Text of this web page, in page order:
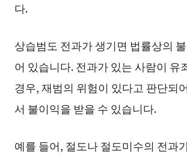
다.
상습범도 전과가 생기면 법률상의
어 있습니다. 전과가 있는 사람이 유
경우, 재범의 위험이 있다고 판단되
서 불이익을 받을 수 있습니다.
예를 들어, 절도나 절도미수의 전과